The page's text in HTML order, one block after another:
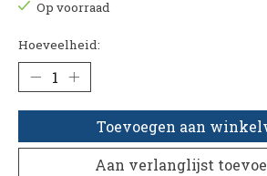
Op voorraad
Hoeveelheid:
Toevoegen aan
Aan verlanglijst